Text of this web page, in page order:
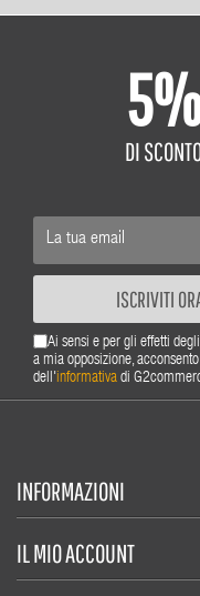
5%
DI
ISCRIVITI
Ai sensi e per gli effetti
a mia opposizione,
dell'informativa di
INFORMAZIONI
IL MIO ACCOUNT